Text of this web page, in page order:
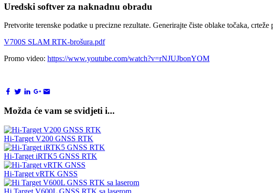
Uredski softver za naknadnu obradu
Pretvorite terenske podatke u precizne rezultate. Generirajte čiste oblake točaka,
V700S SLAM RTK-brošura.pdf
Promo video: https://www.youtube.com/watch?v=rNJUJbonYOM
Možda će vam se svidjeti i...
Hi-Target V200 GNSS RTK
Hi-Target iRTK5 GNSS RTK
Hi-Target vRTK GNSS
Hi Target V600L GNSS RTK sa laserom